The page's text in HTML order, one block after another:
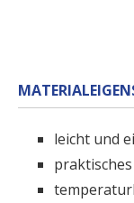
leicht und